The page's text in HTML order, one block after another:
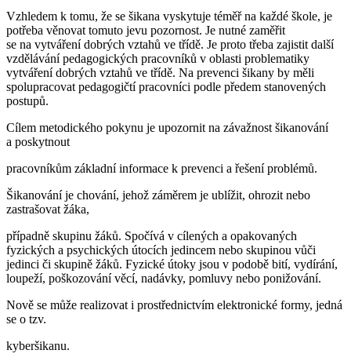
Vzhledem k tomu, že se šikana vyskytuje téměř na každé škole, je
potřeba věnovat tomuto jevu pozornost. Je nutné zaměřit
se na vytváření dobrých vztahů ve třídě. Je proto třeba zajistit další
vzdělávání pedagogických pracovníků v oblasti problematiky
vytváření dobrých vztahů ve třídě. Na prevenci šikany by měli
spolupracovat pedagogičtí pracovníci podle předem stanovených
postupů.
Cílem metodického pokynu je upozornit na závažnost šikanování
a poskytnout
pracovníkům základní informace k prevenci a řešení problémů.
Šikanování je chování, jehož záměrem je ublížit, ohrozit nebo
zastrašovat žáka,
případně skupinu žáků. Spočívá v cílených a opakovaných
fyzických a psychických útocích jedincem nebo skupinou vůči
jedinci či skupině žáků. Fyzické útoky jsou v podobě bití, vydírání,
loupeží, poškozování věcí, nadávky, pomluvy nebo ponižování.
Nově se může realizovat i prostřednictvím elektronické formy, jedná
se o tzv.
kyberšikanu.